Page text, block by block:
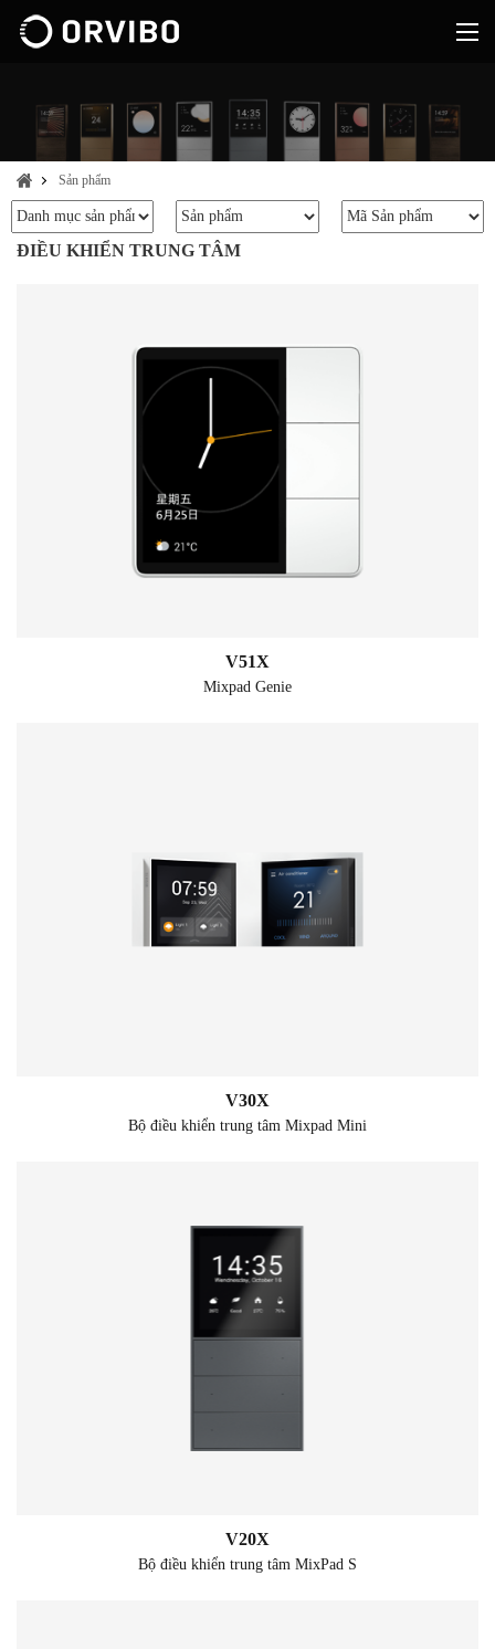
Sản phẩm
ĐIỀU KHIỂN TRUNG TÂM
V51X
Mixpad Genie
V30X
Bộ điều khiển trung tâm Mixpad Mini
V20X
Bộ điều khiển trung tâm MixPad S